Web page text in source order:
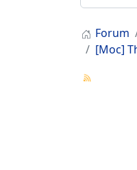
Forum
[Moc]